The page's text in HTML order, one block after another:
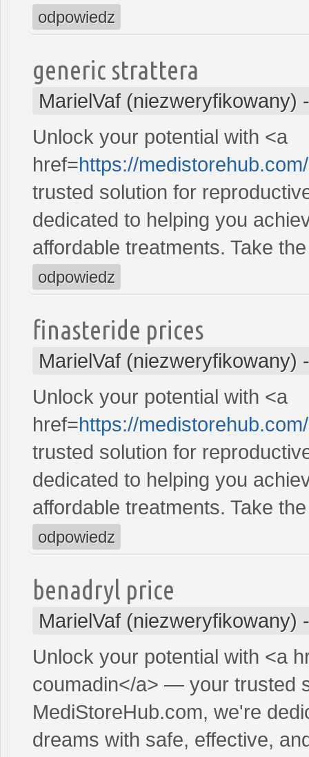
odpowiedz
generic strattera
MarielVaf (niezweryfikowany)
Unlock your potential with <a
href=https://
trusted solution for
dedicated to helping you
affordable treatments. Take
odpowiedz
finasteride prices
MarielVaf (niezweryfikowany)
Unlock your potential with <a
href=https://
trusted solution for
dedicated to helping you
affordable treatments. Take
odpowiedz
benadryl price
MarielVaf (niezweryfikowany)
Unlock your potential with <a
coumadin</a> — your trusted
MediStoreHub.com, we're
dreams with safe, effective,